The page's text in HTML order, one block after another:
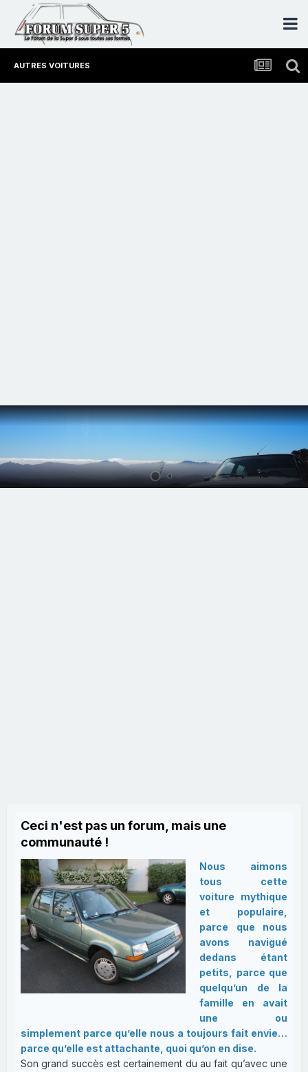
AUTRES VOITURES
Ceci n'est pas un forum, mais une
communauté !
Nous aimons
tous cette
voiture mythique
et populaire,
parce que nous
avons navigué
dedans étant
petits, parce que
quelqu’un de la
famille en avait
une ou
simplement parce qu’elle nous a toujours fait envie…
parce qu’elle est attachante, quoi qu’on en dise.
Son grand succès est certainement du au fait qu’avec une